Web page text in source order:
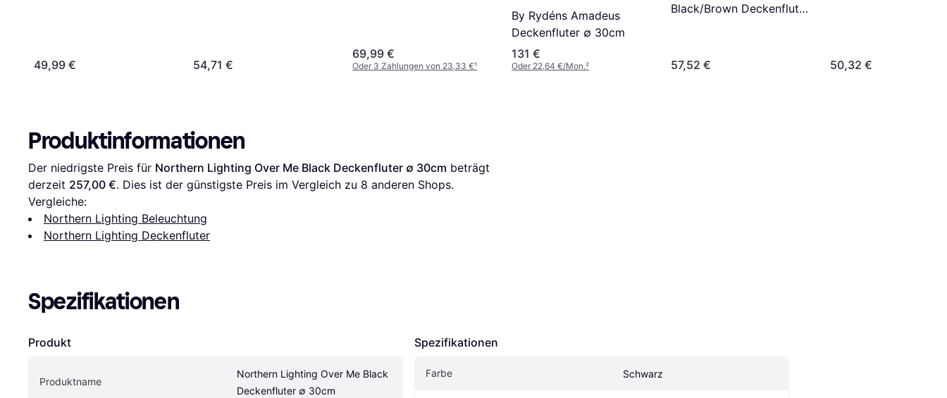
49,99 € 54,71 €
69,99 €
Oder 3 Zahlungen von 23,33 €¹
By Rydéns Amadeus
Deckenfluter ∅ 30cm
131 €
Oder 22,64 €/Mon.²
Black/Brown Deckenfluter
57,52 € 50,32 €
Produktinformationen
Der niedrigste Preis für Northern Lighting Over Me Black Deckenfluter ∅ 30cm beträgt
derzeit 257,00 €. Dies ist der günstigste Preis im Vergleich zu 8 anderen Shops.
Vergleiche:
Northern Lighting Beleuchtung
Northern Lighting Deckenfluter
Spezifikationen
Produkt
Produktname
Northern Lighting Over Me Black
Deckenfluter ∅ 30cm
Spezifikationen
Farbe Schwarz